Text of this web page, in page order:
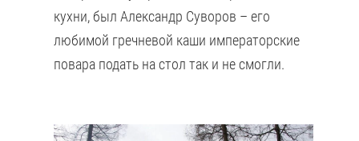
кухни, был Александр Суворов – его
любимой гречневой каши императорские
повара подать на стол так и не смогли.